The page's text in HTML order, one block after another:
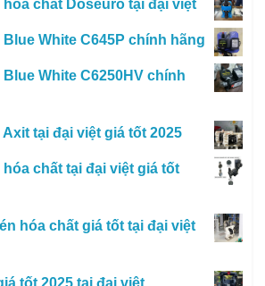
chất Doseuro tại đại việt
White C645P chính hãng
White C6250HV chính
tại đại việt giá tốt 2025
chất tại đại việt giá tốt
hóa chất giá tốt tại đại việt
tốt 2025 tại đại việt